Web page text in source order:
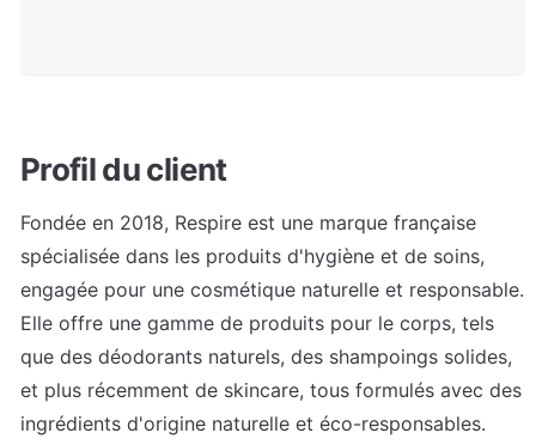
Profil du client
Fondée en 2018, Respire est une marque française
spécialisée dans les produits d'hygiène et de soins,
engagée pour une cosmétique naturelle et responsable.
Elle offre une gamme de produits pour le corps, tels
que des déodorants naturels, des shampoings solides,
et plus récemment de skincare, tous formulés avec des
ingrédients d'origine naturelle et éco-responsables.